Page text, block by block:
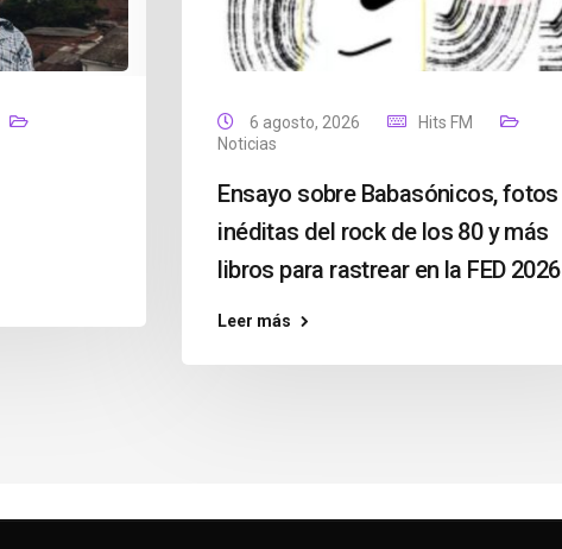
6 agosto, 2026
Hits FM
Noticias
Ensayo sobre Babasónicos, fotos
inéditas del rock de los 80 y más
libros para rastrear en la FED 2026
Leer más